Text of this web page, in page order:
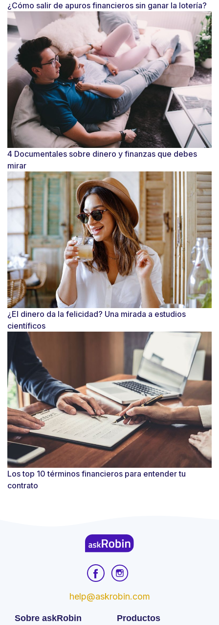
¿Cómo salir de apuros financieros sin ganar la lotería?
4 Documentales sobre dinero y finanzas que debes
mirar
¿El dinero da la felicidad? Una mirada a estudios
científicos
Los top 10 términos financieros para entender tu
contrato
Sobre askRobin Productos
help@askrobin.com